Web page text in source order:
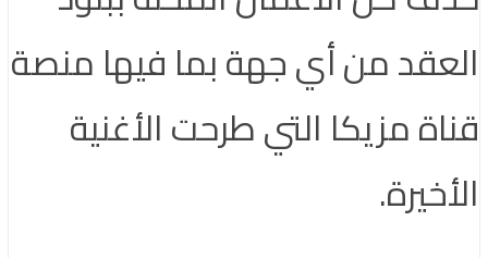
العقد من أي جهة بما فيها منصة
قناة مزيكا التي طرحت الأغنية
الأخيرة.